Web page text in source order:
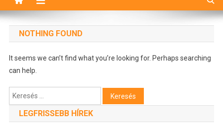
NOTHING FOUND
It seems we can’t find what you’re looking for. Perhaps searching
can help.
Keresés:
LEGFRISSEBB HÍREK